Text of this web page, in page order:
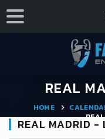
REAL
HOME
REAL MADRID -